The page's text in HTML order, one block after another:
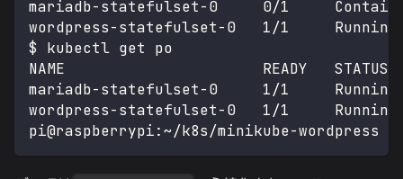
mariadb-statefulset-0     0/1
wordpress-statefulset-0   1/1
$ kubectl get po
NAME                      READY   STATUS
mariadb-statefulset-0     1/1
wordpress-statefulset-0   1/1
pi@raspberrypi:~/k8s/minikube-wordpress